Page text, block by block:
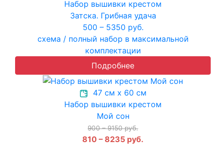
Набор вышивки крестом
Затска. Грибная удача
500 – 5350 руб.
схема / полный набор в максимальной
комплектации
Подробнее
47 см х 60 см
Набор вышивки крестом
Мой сон
900 – 9150 руб.
810 – 8235 руб.